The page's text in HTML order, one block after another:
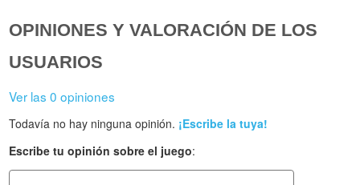
OPINIONES Y VALORACIÓN DE LOS
USUARIOS
Ver las 0 opiniones
Todavía no hay ninguna opinión. ¡Escribe la tuya!
Escribe tu opinión sobre el juego: